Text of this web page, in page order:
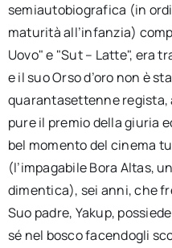
semiautobiografica (in
maturità all’infanzia)
Uovo" e "Sut – Latte", era
e il suo Orso d’oro non è
quarantasettenne
pure il premio della giuria
bel momento del cinema
(l’impagabile Bora Altas,
dimentica), sei anni, che
Suo padre, Yakup,
sé nel bosco facendogli